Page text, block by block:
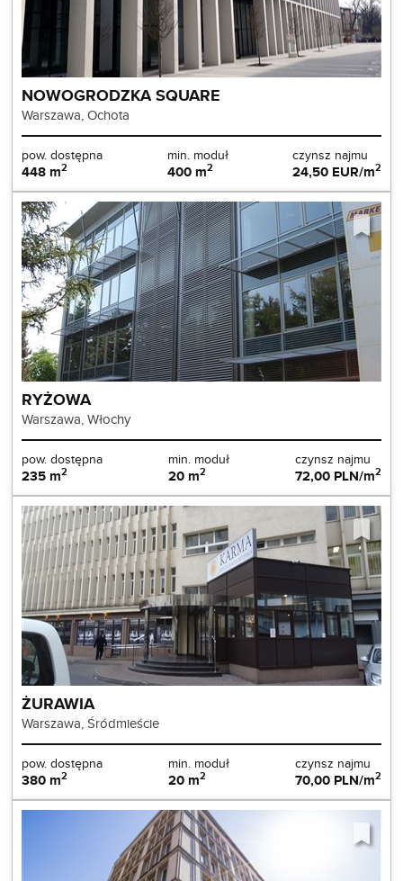
NOWOGRODZKA SQUARE
Warszawa, Ochota
pow. dostępna
448 m2
min. moduł
400 m2
czynsz najmu
24,50 EUR/m2
RYŻOWA
Warszawa, Włochy
pow. dostępna
235 m2
min. moduł
20 m2
czynsz najmu
72,00 PLN/m2
ŻURAWIA
Warszawa, Śródmieście
pow. dostępna
380 m2
min. moduł
20 m2
czynsz najmu
70,00 PLN/m2